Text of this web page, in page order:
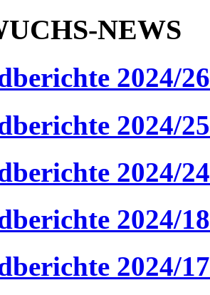
NEWS
2024/26
2024/25
2024/24
2024/18
2024/17